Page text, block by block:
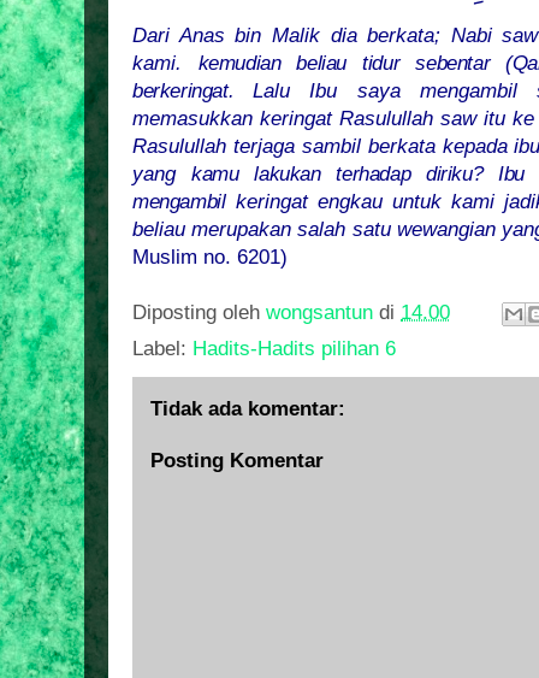
Dari Anas bin Malik dia berkata; Nabi
kami. kemudian beliau tidur sebentar
berkeringat. Lalu Ibu saya mengambil
memasukkan keringat Rasulullah saw itu
Rasulullah terjaga sambil berkata kepada
yangkamu lakukan terhadap diriku? Ibu
mengambilkeringat engkau untuk kami
beliau merupakan salah satu wewangian
Muslim no. 6201)
Diposting oleh wongsantun di 14.00
Label: Hadits-Hadits pilihan 6
Tidak ada komentar:
Posting Komentar